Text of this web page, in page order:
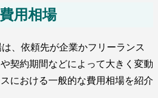
用相場
、依頼先が企業かフリーランス
契約期間などによって大きく変動
における一般的な費用相場を紹介